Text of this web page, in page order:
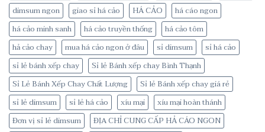
dimsum ngon
giao sỉ há cảo HÁ CẢO
há cáo ngon
há cảo minh sanh
há cảo truyền thống
há cảo tôm
hả cảo chay
mua há cảo ngon ở đâu sỉ dimsum
sỉ há cảo
sỉ lẻ bánh xếp chay
Sỉ lẻ Bánh xếp chay Bình Thạnh
Sỉ Lẻ Bánh Xếp Chay Chất Lượng
Sỉ lẻ Bánh xếp chay giá rẻ
sỉ lẻ dimsum
sỉ lẻ há cảo xíu mại
xíu mại hoàn thánh
Đơn vị sỉ lẻ dimsum
ĐỊA CHỈ CUNG CẤP HẢ CÁO NGON